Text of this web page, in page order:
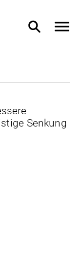
Suche ein-
Senkung